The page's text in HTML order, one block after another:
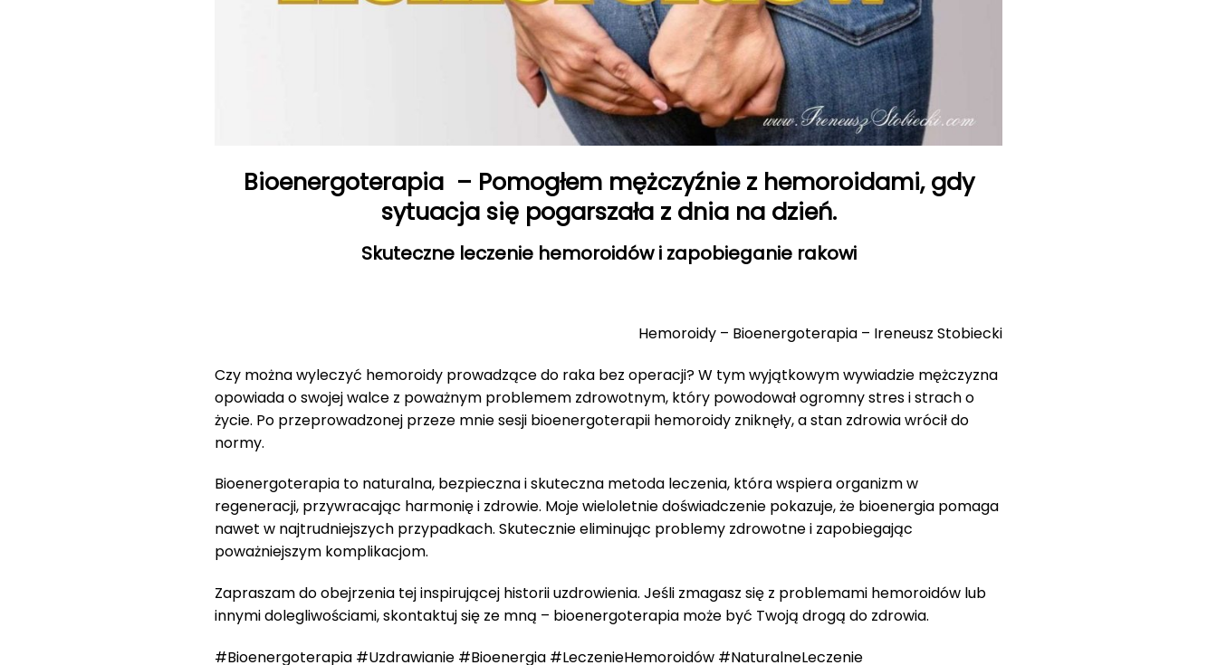
Bioenergoterapia – Pomogłem mężczyźnie z hemoroidami, gdy
sytuacja się pogarszała z dnia na dzień.
Skuteczne leczenie hemoroidów i zapobieganie rakowi
Hemoroidy – Bioenergoterapia – Ireneusz Stobiecki
Czy można wyleczyć hemoroidy prowadzące do raka bez operacji? W tym wyjątkowym wywiadzie mężczyzna
opowiada o swojej walce z poważnym problemem zdrowotnym, który powodował ogromny stres i strach o
życie. Po przeprowadzonej przeze mnie sesji bioenergoterapii hemoroidy zniknęły, a stan zdrowia wrócił do
normy.
Bioenergoterapia to naturalna, bezpieczna i skuteczna metoda leczenia, która wspiera organizm w
regeneracji, przywracając harmonię i zdrowie. Moje wieloletnie doświadczenie pokazuje, że bioenergia pomaga
nawet w najtrudniejszych przypadkach. Skutecznie eliminując problemy zdrowotne i zapobiegając
poważniejszym komplikacjom.
Zapraszam do obejrzenia tej inspirującej historii uzdrowienia. Jeśli zmagasz się z problemami hemoroidów lub
innymi dolegliwościami, skontaktuj się ze mną – bioenergoterapia może być Twoją drogą do zdrowia.
#Bioenergoterapia #Uzdrawianie #Bioenergia #LeczenieHemoroidów #NaturalneLeczenie